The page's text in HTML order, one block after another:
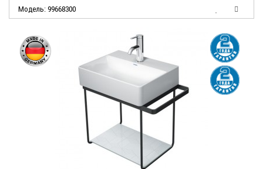
Модель: 99668300